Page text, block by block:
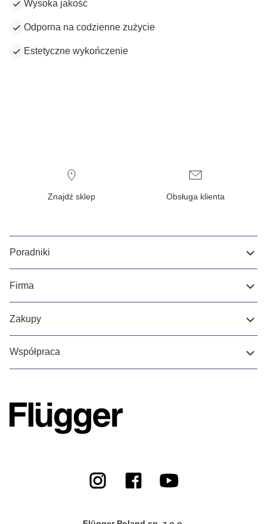
Wysoka jakość
Odporna na codzienne zużycie
Estetyczne wykończenie
Znajdź sklep Obsługa klienta
Poradniki
Firma
Zakupy
Współpraca